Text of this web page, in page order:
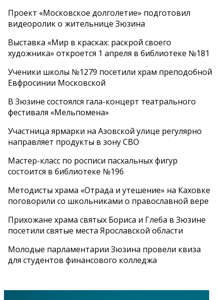
Проект «Московское долголетие» подготовил
видеоролик о жительнице Зюзина
Выставка «Мир в красках: раскрой своего
художника» откроется 1 апреля в библиотеке №181
Ученики школы №1279 посетили храм преподобной
Евфросинии Московской
В Зюзине состоялся гала-концерт театрального
фестиваля «Мельпомена»
Участница ярмарки на Азовской улице регулярно
направляет продукты в зону СВО
Мастер-класс по росписи пасхальных фигур
состоится в библиотеке №196
Методисты храма «Отрада и утешение» на Каховке
поговорили со школьниками о православной вере
Прихожане храма святых Бориса и Глеба в Зюзине
посетили святые места Ярославской области
Молодые парламентарии Зюзина провели квиза
для студентов финансового колледжа